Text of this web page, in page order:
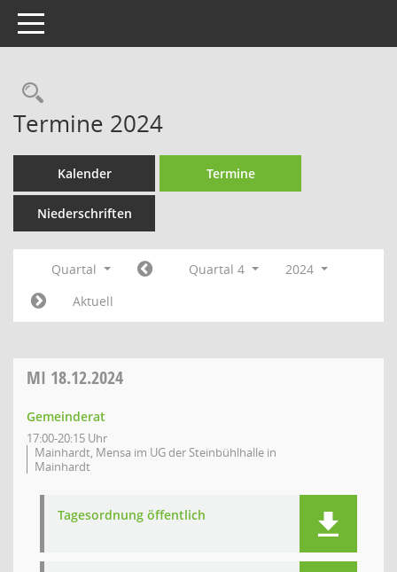
Toggle navigation
Rechercheauswahl
Termine 2024
Kalender Termine
Niederschriften
Quartal Quartal 4
2024
Aktuell
MI 18.12.2024
Gemeinderat
17:00-20:15 Uhr
Mainhardt, Mensa im UG der Steinbühlhalle in
Mainhardt
Tagesordnung öffentlich